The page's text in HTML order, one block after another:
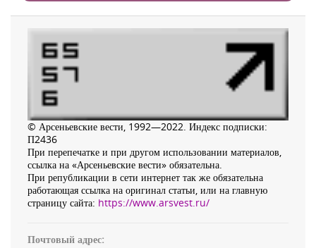
© Арсеньевские вести, 1992—2022. Индекс подписки:
П2436
При перепечатке и при другом использовании материалов,
ссылка на «Арсеньевские вести» обязательна.
При републикации в сети интернет так же обязательна
работающая ссылка на оригинал статьи, или на главную
страницу сайта: https://www.arsvest.ru/
Почтовый адрес: